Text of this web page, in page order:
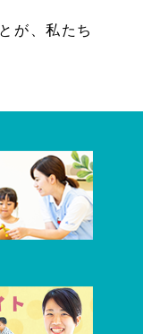
が、私たち